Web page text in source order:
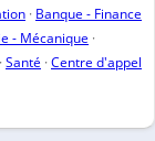
· Banque - Finance
- Mécanique ·
·Santé ·Centre d'appel